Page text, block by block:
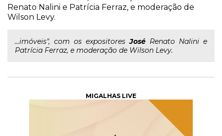
Renato Nalini e Patrícia Ferraz, e moderação de
Wilson Levy.
...imóveis", com os expositoresJosé Renato Nalini e
Patrícia Ferraz, e moderação de Wilson Levy.
MIGALHAS LIVE